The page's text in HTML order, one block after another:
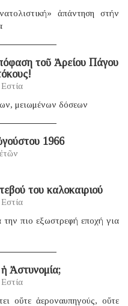
ἀπάντηση στήν
τοῦ Ἀρείου Πάγου
μειωμένων δόσεων
1966
του καλοκαιριού
την πιο εξωστρεφή εποχή για
Ἀστυνομία;
οὔτε ἀεροναυπηγούς, οὔτε